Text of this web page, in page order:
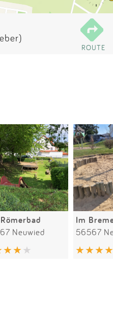
ROUTE
Neuwied
Im
56567